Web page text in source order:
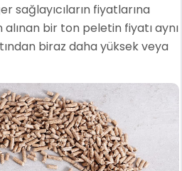
sağlayıcıların fiyatlarına
alınan bir ton peletin fiyatı aynı
biraz daha yüksek veya